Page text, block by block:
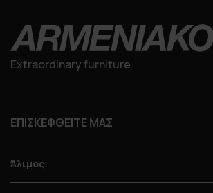
Extraordinary furniture
ΕΠΙΣΚΕΦΘΕΙΤΕ ΜΑΣ
Άλιμος